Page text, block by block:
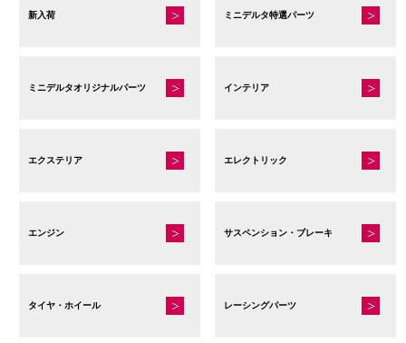
新入荷 ミニデルタ特選パーツ
ミニデルタオリジナルパーツ インテリア
エクステリア エレクトリック
エンジン サスペンション・ブレーキ
タイヤ・ホイール レーシングパーツ